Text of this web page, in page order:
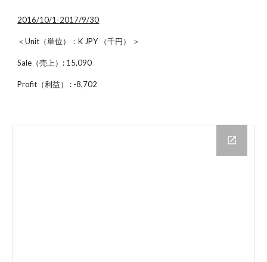
2016/10/1-2017/9/30
＜Unit（単位）：K JPY （千円） ＞
Sale（売上）: 15,090
Profit（利益） : -8,702